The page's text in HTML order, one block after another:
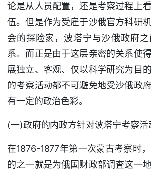
论是从人员配置，还是考察过程上
伍。但是作为受雇于沙俄官方科研
会的探险家，波塔宁与沙俄政府
系。而正是由于这层亲密的关系使
展独立、客观、仅以科学研究为目
的考察活动都不可避免地受沙俄政
有一定的政治色彩。
(一)政府的内政方针对波塔宁考察活
在1876-1877年第一次蒙古考察时
的之一就是为俄国财政部调査这一